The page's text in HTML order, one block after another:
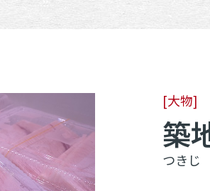
[大物]
築
つきじ